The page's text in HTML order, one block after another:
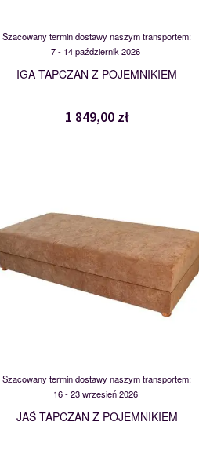
Szacowany termin dostawy naszym transportem:
7 - 14 październik 2026
IGA TAPCZAN Z POJEMNIKIEM
1 849,00 zł
Szacowany termin dostawy naszym transportem:
16 - 23 wrzesień 2026
JAŚ TAPCZAN Z POJEMNIKIEM